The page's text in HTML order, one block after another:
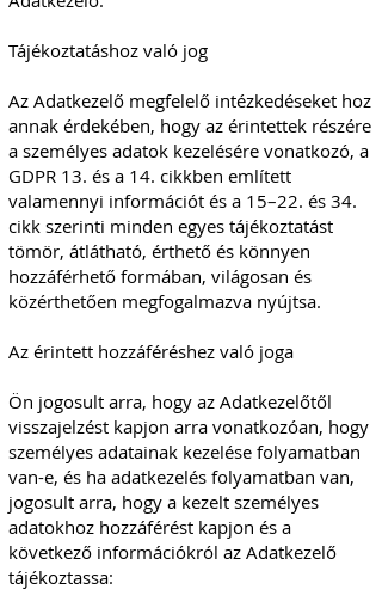
Tájékoztatáshoz való jog
Az Adatkezelő megfelelő intézkedéseket hoz
annak érdekében, hogy az érintettek részére
a személyes adatok kezelésére vonatkozó, a
GDPR 13. és a 14. cikkben említett
valamennyi információt és a 15–22. és 34.
cikk szerinti minden egyes tájékoztatást
tömör, átlátható, érthető és könnyen
hozzáférhető formában, világosan és
közérthetően megfogalmazva nyújtsa.
Az érintett hozzáféréshez való joga
Ön jogosult arra, hogy az Adatkezelőtől
visszajelzést kapjon arra vonatkozóan, hogy
személyes adatainak kezelése folyamatban
van-e, és ha adatkezelés folyamatban van,
jogosult arra, hogy a kezelt személyes
adatokhoz hozzáférést kapjon és a
következő információkról az Adatkezelő
tájékoztassa: